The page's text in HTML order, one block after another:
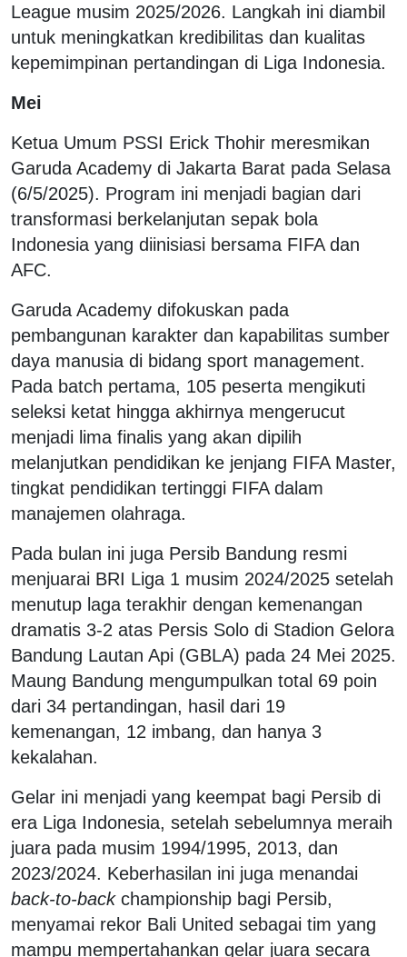
League musim 2025/2026. Langkah ini diambil
untuk meningkatkan kredibilitas dan kualitas
kepemimpinan pertandingan di Liga Indonesia.
Mei
Ketua Umum PSSI Erick Thohir meresmikan
Garuda Academy di Jakarta Barat pada Selasa
(6/5/2025). Program ini menjadi bagian dari
transformasi berkelanjutan sepak bola
Indonesia yang diinisiasi bersama FIFA dan
AFC.
Garuda Academy difokuskan pada
pembangunan karakter dan kapabilitas sumber
daya manusia di bidang sport management.
Pada batch pertama, 105 peserta mengikuti
seleksi ketat hingga akhirnya mengerucut
menjadi lima finalis yang akan dipilih
melanjutkan pendidikan ke jenjang FIFA Master,
tingkat pendidikan tertinggi FIFA dalam
manajemen olahraga.
Pada bulan ini juga Persib Bandung resmi
menjuarai BRI Liga 1 musim 2024/2025 setelah
menutup laga terakhir dengan kemenangan
dramatis 3-2 atas Persis Solo di Stadion Gelora
Bandung Lautan Api (GBLA) pada 24 Mei 2025.
Maung Bandung mengumpulkan total 69 poin
dari 34 pertandingan, hasil dari 19
kemenangan, 12 imbang, dan hanya 3
kekalahan.
Gelar ini menjadi yang keempat bagi Persib di
era Liga Indonesia, setelah sebelumnya meraih
juara pada musim 1994/1995, 2013, dan
2023/2024. Keberhasilan ini juga menandai
back-to-backchampionship bagi Persib,
menyamai rekor Bali United sebagai tim yang
mampu mempertahankan gelar juara secara